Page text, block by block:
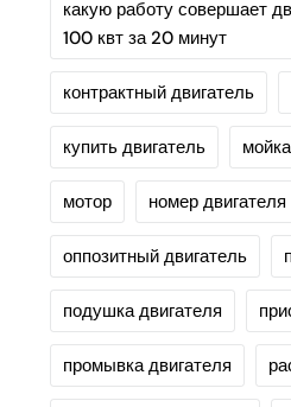
какую работу совершает
100 квт за 20 минут
контрактный двигатель
купить двигатель
мотор номер двигателя
оппозитный двигатель
подушка двигателя
промывка двигателя